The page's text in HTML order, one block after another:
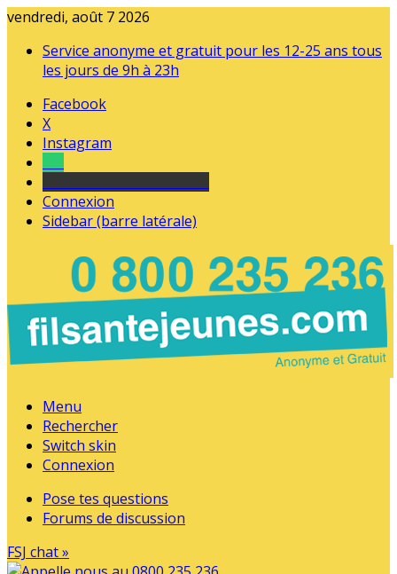
vendredi, août 7 2026
Service anonyme et gratuit pour les 12-25 ans tous
les jours de 9h à 23h
Facebook
X
Instagram
Connexion
Sidebar (barre latérale)
Menu
Rechercher
Switch skin
Connexion
Pose tes questions
Forums de discussion
FSJ chat »